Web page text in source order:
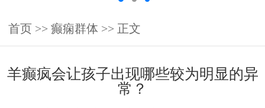
首页 >> 癫痫群体 >> 正文
羊癫疯会让孩子出现哪些较为明显的异
常？